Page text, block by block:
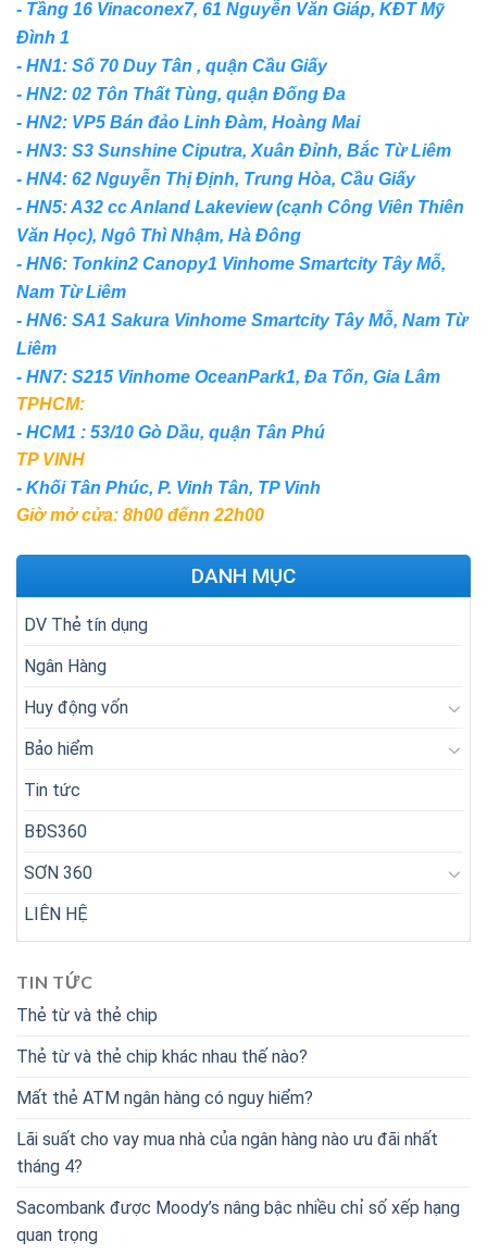
- Tầng 16 Vinaconex7, 61 Nguyễn Văn Giáp, KĐT Mỹ
Đình 1
- HN1: Số 70 Duy Tân , quận Cầu Giấy
- HN2: 02 Tôn Thất Tùng, quận Đống Đa
- HN2: VP5 Bán đảo Linh Đàm, Hoàng Mai
- HN3: S3 Sunshine Ciputra, Xuân Đỉnh, Bắc Từ Liêm
- HN4: 62 Nguyễn Thị Định, Trung Hòa, Cầu Giấy
- HN5: A32 cc Anland Lakeview (cạnh Công Viên Thiên
Văn Học), Ngô Thì Nhậm, Hà Đông
- HN6: Tonkin2 Canopy1 Vinhome Smartcity Tây Mỗ,
Nam Từ Liêm
- HN6: SA1 Sakura Vinhome Smartcity Tây Mỗ, Nam Từ
Liêm
- HN7: S215 Vinhome OceanPark1, Đa Tốn, Gia Lâm
TPHCM:
- HCM1 : 53/10 Gò Dầu, quận Tân Phú
TP VINH
- Khối Tân Phúc, P. Vinh Tân, TP Vinh
Giờ mở cửa: 8h00 đếnn 22h00
DANH MỤC
DV Thẻ tín dụng
Ngân Hàng
Huy động vốn
Bảo hiểm
Tin tức
BĐS360
SƠN 360
LIÊN HỆ
TIN TỨC
Thẻ từ và thẻ chip
Thẻ từ và thẻ chip khác nhau thế nào?
Mất thẻ ATM ngân hàng có nguy hiểm?
Lãi suất cho vay mua nhà của ngân hàng nào ưu đãi nhất
tháng 4?
Sacombank được Moody’s nâng bậc nhiều chỉ số xếp hạng
quan trọng